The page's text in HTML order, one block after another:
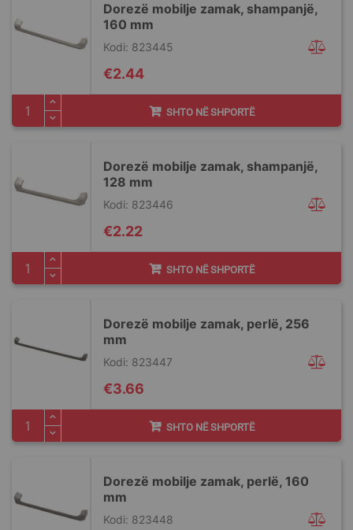
Dorezë mobilje zamak, shampanjë,
160 mm
Kodi: 823445
€2.44
SHTO NË SHPORTË
Dorezë mobilje zamak, shampanjë,
128 mm
Kodi: 823446
€2.22
SHTO NË SHPORTË
Dorezë mobilje zamak, perlë, 256
mm
Kodi: 823447
€3.66
SHTO NË SHPORTË
Dorezë mobilje zamak, perlë, 160
mm
Kodi: 823448